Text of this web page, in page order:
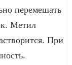
перемешать
Метил
При